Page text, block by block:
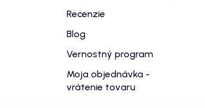
Recenzie
Blog
Vernostný program
Moja objednávka -
vrátenie tovaru